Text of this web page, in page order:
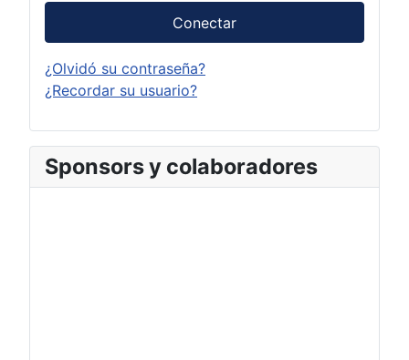
Conectar
¿Olvidó su contraseña?
¿Recordar su usuario?
Sponsors y colaboradores